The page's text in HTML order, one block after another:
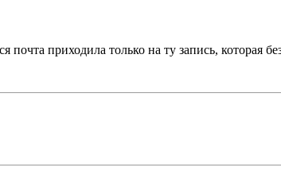
приходила только на ту запись, которая